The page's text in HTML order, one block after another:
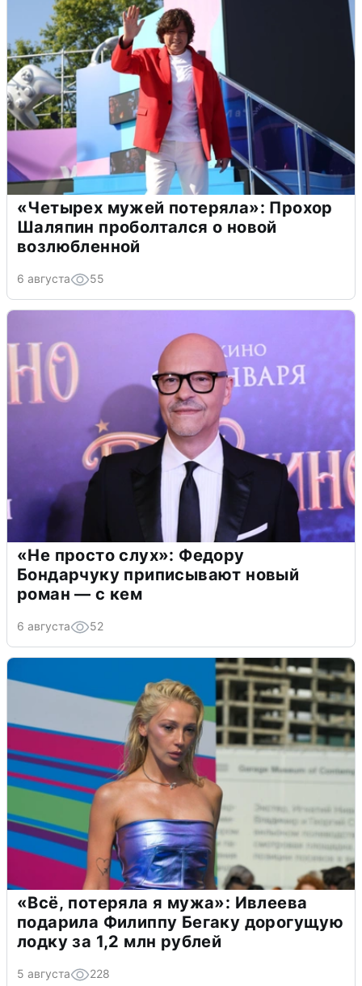
«Четырех мужей потеряла»: Прохор
Шаляпин проболтался о новой
возлюбленной
6 августа 55
«Не просто слух»: Федору
Бондарчуку приписывают новый
роман — с кем
6 августа 52
«Всё, потеряла я мужа»: Ивлеева
подарила Филиппу Бегаку дорогущую
лодку за 1,2 млн рублей
5 августа 228